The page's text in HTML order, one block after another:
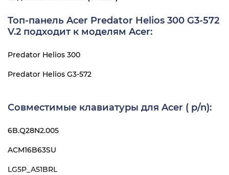
Топ-панель Acer Predator Helios 300 G3-572
V.2 подходит к моделям Acer:
Predator Helios 300
Predator Helios G3-572
Совместимые клавиатуры для Acer ( p/n):
6B.Q28N2.005
ACM16B63SU
LG5P_A51BRL